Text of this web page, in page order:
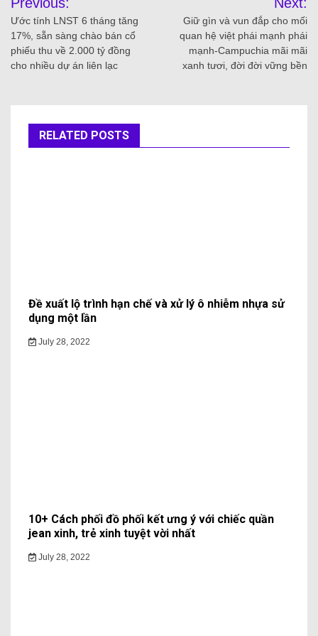
Ước tính LNST 6 tháng tăng
17%, sẵn sàng chào bán cổ
phiếu thu về 2.000 tỷ đồng
cho nhiều dự án liên lạc
Giữ gìn và vun đắp cho mối
quan hệ việt phái mạnh phái
mạnh-Campuchia mãi mãi
xanh tươi, đời đời vững bền
RELATED POSTS
Đề xuất lộ trình hạn chế và xử lý ô nhiễm nhựa sử
dụng một lần
July 28, 2022
10+ Cách phối đồ phối kết ưng ý với chiếc quần
jean xinh, trẻ xinh tuyệt vời nhất
July 28, 2022